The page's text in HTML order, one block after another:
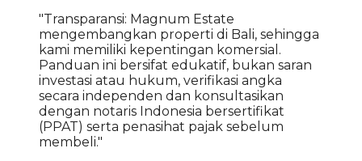
"Transparansi: Magnum Estate
mengembangkan properti di Bali, sehingga
kami memiliki kepentingan komersial.
Panduan ini bersifat edukatif, bukan saran
investasi atau hukum, verifikasi angka
secara independen dan konsultasikan
dengan notaris Indonesia bersertifikat
(PPAT) serta penasihat pajak sebelum
membeli."